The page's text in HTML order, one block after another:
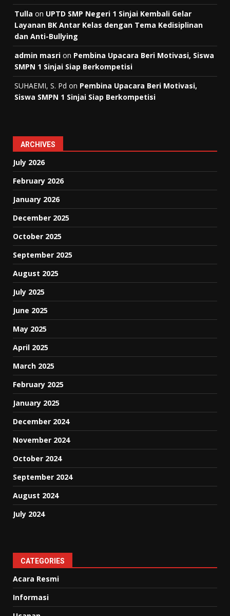
Tulla on UPTD SMP Negeri 1 Sinjai Kembali Gelar
Layanan BK Antar Kelas dengan Tema Kedisiplinan
dan Anti-Bullying
admin masri on Pembina Upacara Beri Motivasi, Siswa
SMPN 1 Sinjai Siap Berkompetisi
SUHAEMI, S. Pd on Pembina Upacara Beri Motivasi,
Siswa SMPN 1 Sinjai Siap Berkompetisi
ARCHIVES
July 2026
February 2026
January 2026
December 2025
October 2025
September 2025
August 2025
July 2025
June 2025
May 2025
April 2025
March 2025
February 2025
January 2025
December 2024
November 2024
October 2024
September 2024
August 2024
July 2024
CATEGORIES
Acara Resmi
Informasi